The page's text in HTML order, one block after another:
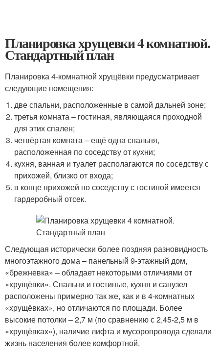
Планировка хрущевки 4 комнатной.
Стандартный план
Планировка 4-комнатной хрущёвки предусматривает
следующие помещения:
две спальни, расположенные в самой дальней зоне;
третья комната – гостиная, являющаяся проходной
для этих спален;
четвёртая комната – ещё одна спальня,
расположенная по соседству от кухни;
кухня, ванная и туалет располагаются по соседству с
прихожей, близко от входа;
в конце прихожей по соседству с гостиной имеется
гардеробный отсек.
Следующая исторически более поздняя разновидность
многоэтажного дома – панельный 9-этажный дом,
«брежневка» – обладает некоторыми отличиями от
«хрущёвки». Спальни и гостиные, кухня и санузел
расположены примерно так же, как и в 4-комнатных
«хрущёвках», но отличаются по площади. Более
высокие потолки – 2,7 м (по сравнению с 2,45-2,5 м в
«хрущёвках»), наличие лифта и мусоропровода сделали
жизнь населения более комфортной.